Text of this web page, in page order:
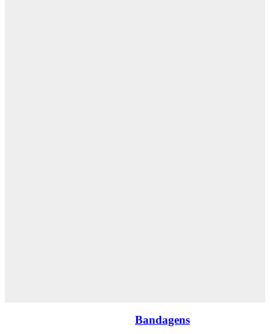
Bandagens